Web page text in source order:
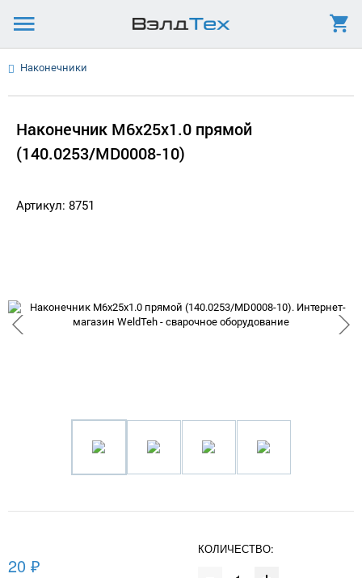
Наконечники
Наконечник М6х25х1.0 прямой
(140.0253/MD0008-10)
Артикул: 8751
20 ₽
КОЛИЧЕСТВО: